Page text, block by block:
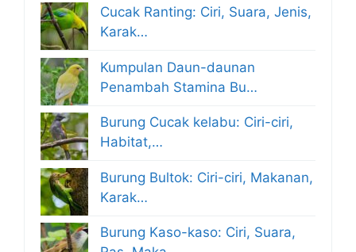
Cucak Ranting: Ciri, Suara, Jenis,
Karak…
Kumpulan Daun-daunan
Penambah Stamina Bu…
Burung Cucak kelabu: Ciri-ciri,
Habitat,…
Burung Bultok: Ciri-ciri, Makanan,
Karak…
Burung Kaso-kaso: Ciri, Suara,